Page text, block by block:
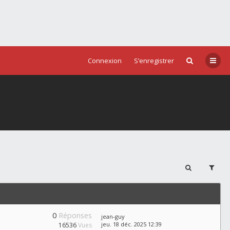
Connexion S’enregistrer
0 Réponses
16536Vues
jean-guy
jeu. 18 déc. 2025 12:39